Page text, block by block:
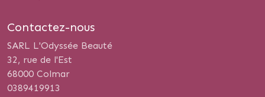
Contactez-nous
SARL L'Odyssée Beauté
32, rue de l'Est
68000 Colmar
0389419913